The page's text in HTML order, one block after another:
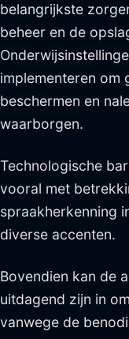
belangrijkste
beheer en de
implementeren om
beschermen en
waarborgen.
Technologische
vooral met
spraakherkenning
diverse accenten.
Bovendien kan de
uitdagend zijn in
vanwege de